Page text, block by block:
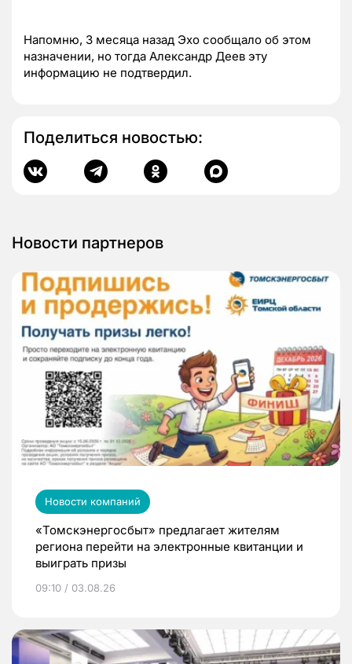
Напомню, 3 месяца назад Эхо сообщало об этом
назначении, но тогда Александр Деев эту
информацию не подтвердил.
Поделиться новостью:
Новости партнеров
Новости компаний
«Томскэнергосбыт» предлагает жителям
региона перейти на электронные квитанции и
выиграть призы
09:10 / 03.08.26